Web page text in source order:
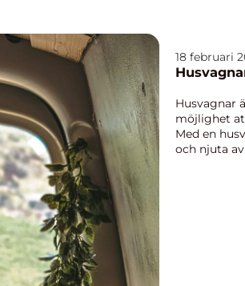
18 februari
Husvagnar
möjlighet
Med en
och njuta